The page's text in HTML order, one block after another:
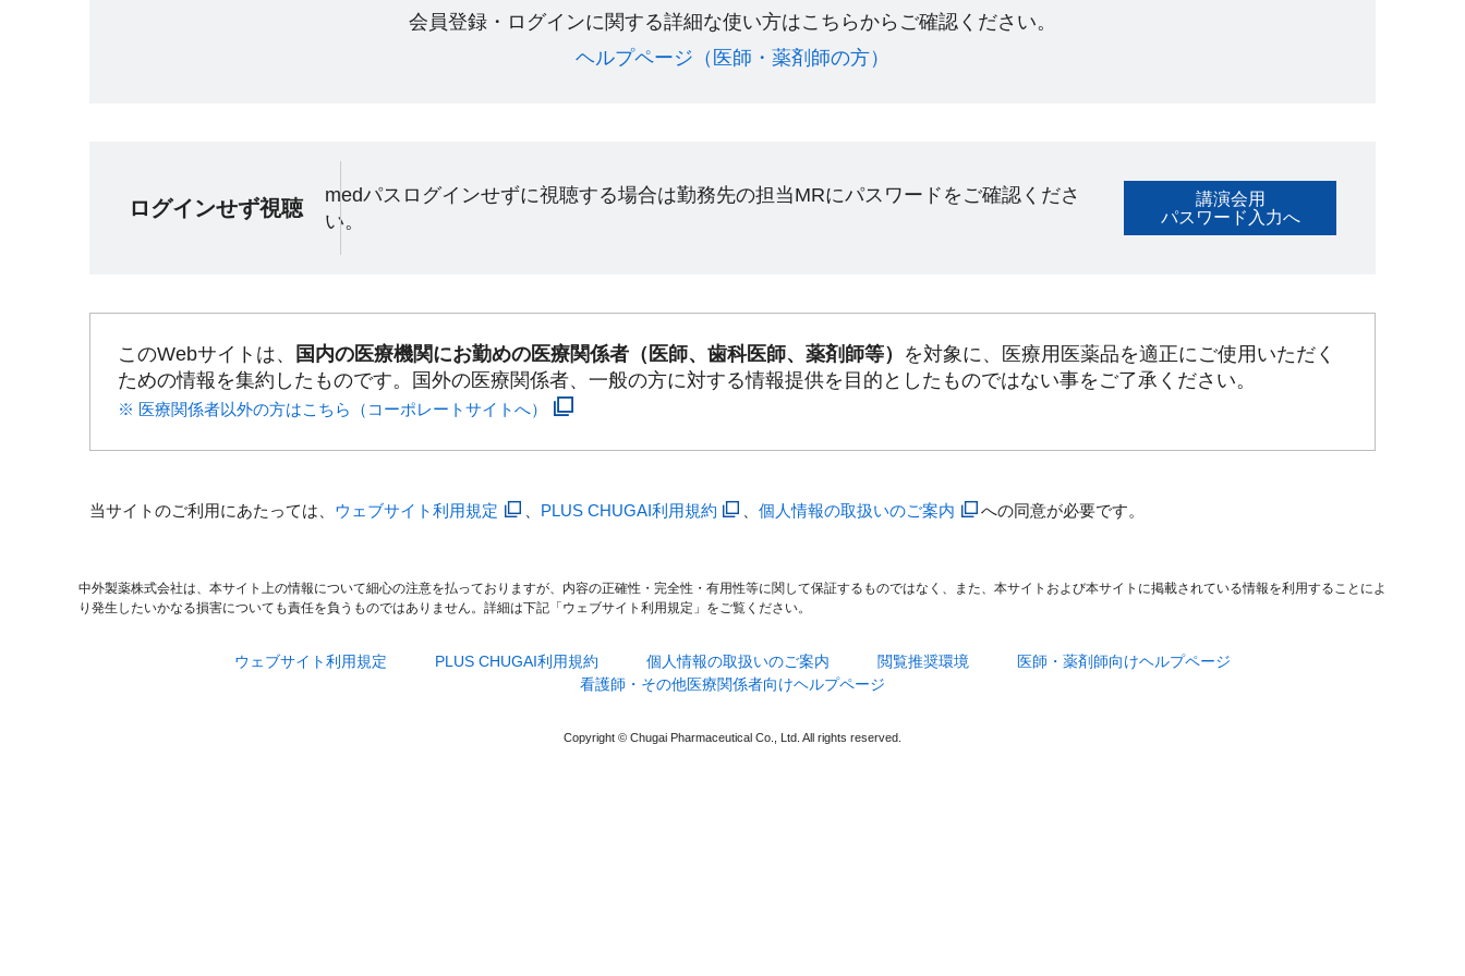
会員登録・ログインに関する詳細な使い方はこちらからご確認ください。​
ヘルプページ（医師・薬剤師の方）​
ログインせず視聴
medパスログインせずに視聴する場合は勤務先の担当MRにパスワードをご確認くださ
い。
講演会用
パスワード入力へ
このWebサイトは、 国内の医療機関にお勤めの医療関係者（医師、歯科医師、薬剤師等） を対象に、医療用医薬品を適正にご使用いただく
ための情報を集約したものです。国外の医療関係者、一般の方に対する情報提供を目的としたものではない事をご了承ください。
※ 医療関係者以外の方はこちら（コーポレートサイトへ）
当サイトのご利用にあたっては、 ウェブサイト利用規定 PLUS CHUGAI利用規約 、個人情報の取扱いのご案内 への同意が必要です。
中外製薬株式会社は、本サイト上の情報について細心の注意を払っておりますが、内容の正確性・完全性・有用性等に関して保証するものではなく、また、本サイトおよび本サイトに掲載されている情報を利用することによ
り発生したいかなる損害についても責任を負うものではありません。詳細は下記「ウェブサイト利用規定」をご覧ください。
ウェブサイト利用規定 PLUS CHUGAI利用規約 個人情報の取扱いのご案内 閲覧推奨環境
医師・薬剤師向けヘルプページ
看護師・その他医療関係者向けヘルプページ
Copyright © Chugai Pharmaceutical Co., Ltd. All rights reserved.